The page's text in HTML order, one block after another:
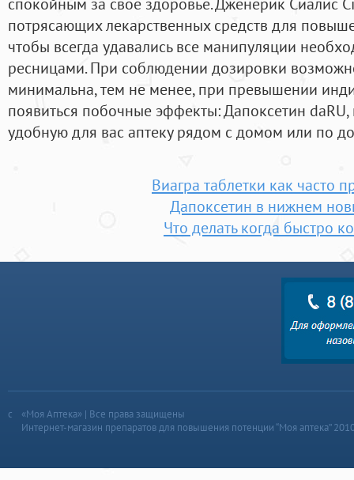
потрясающих лекарственных средств для
чтобы всегда удавались все манипуляции
ресницами. При соблюдении дозировки
минимальна, тем не менее, при превышении
появиться побочные эффекты: Дапоксетин
удобную для вас аптеку рядом с домом или по
Виагра таблетки как часто
Дапоксетин в нижнем
Что делать когда быстро
«Моя Аптека» | Все права защищены
Интернет-магазин препаратов для повышения потенции “Моя аптека”